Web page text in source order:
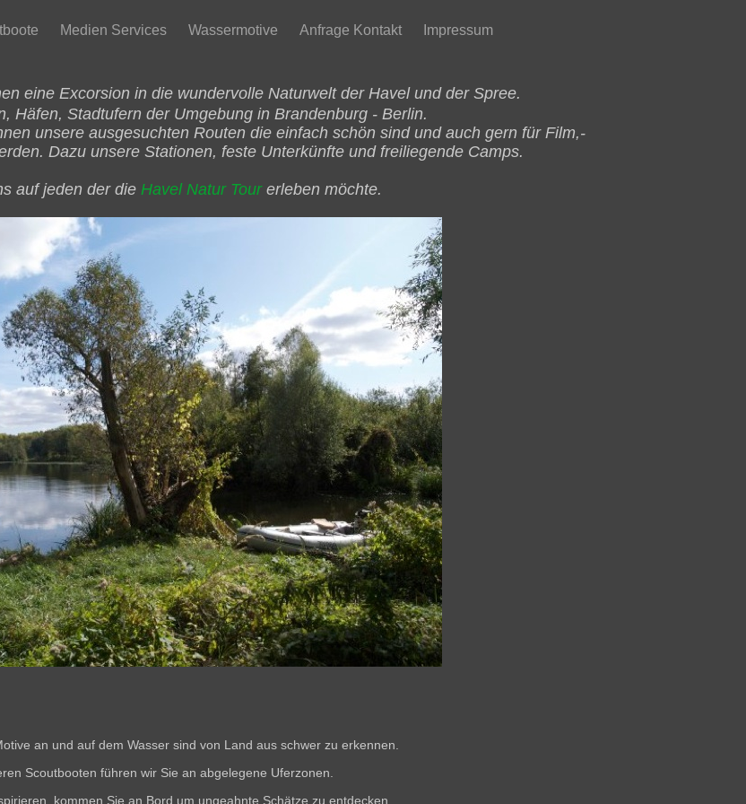
Medien Services Wassermotive Anfrage Kontakt Impressum
eine Excorsion in die wundervolle Naturwelt der Havel und der Spree.
Häfen, Stadtufern der Umgebung in Brandenburg - Berlin.
unsere ausgesuchten Routen die einfach schön sind und auch gern für Film,-
Dazu unsere Stationen, feste Unterkünfte und freiliegende Camps.
auf jeden der die Havel Natur Tourerleben möchte.
an und auf dem Wasser sind von Land aus schwer zu erkennen.
Scoutbooten führen wir Sie an abgelegene Uferzonen.
kommen Sie an Bord um ungeahnte Schätze zu entdecken.